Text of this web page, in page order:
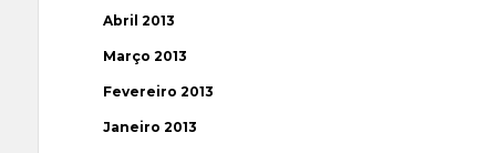
Abril 2013
Março 2013
Fevereiro 2013
Janeiro 2013